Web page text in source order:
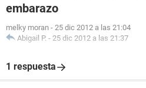
embarazo
melky moran - 25 dic 2012 a las 21:04
Abigail P. - 25 dic 2012 a las 21:37
1 respuesta